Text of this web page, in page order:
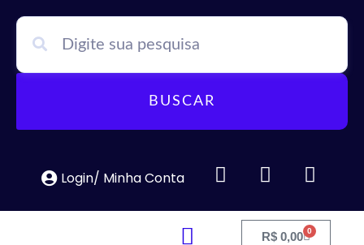
BUSCAR
Login/ Minha Conta
R$0,00 0